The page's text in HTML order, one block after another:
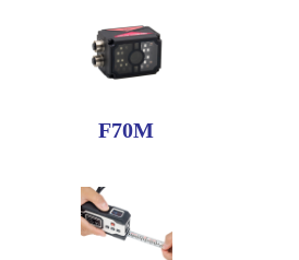
F70M